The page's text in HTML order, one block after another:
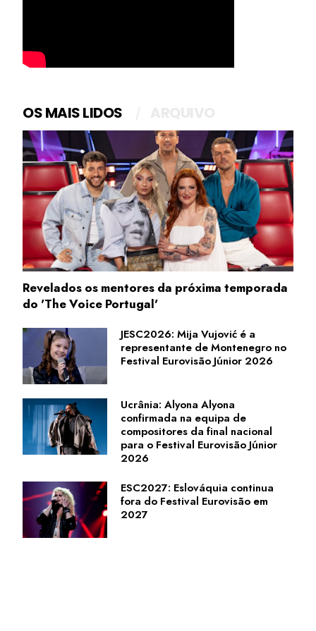
OS MAIS LIDOS
Revelados os mentores da próxima temporada
do 'The Voice Portugal'
JESC2026: Mija Vujović é a
representante de Montenegro no
Festival Eurovisão Júnior 2026
Ucrânia: Alyona Alyona
confirmada na equipa de
compositores da final nacional
para o Festival Eurovisão Júnior
2026
ESC2027: Eslováquia continua
fora do Festival Eurovisão em
2027